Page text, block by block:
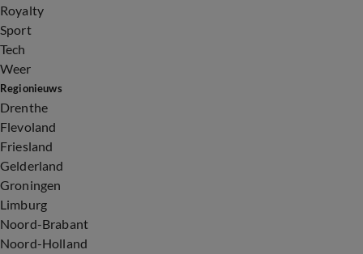
Royalty
Sport
Tech
Weer
Regionieuws
Drenthe
Flevoland
Friesland
Gelderland
Groningen
Limburg
Noord-Brabant
Noord-Holland